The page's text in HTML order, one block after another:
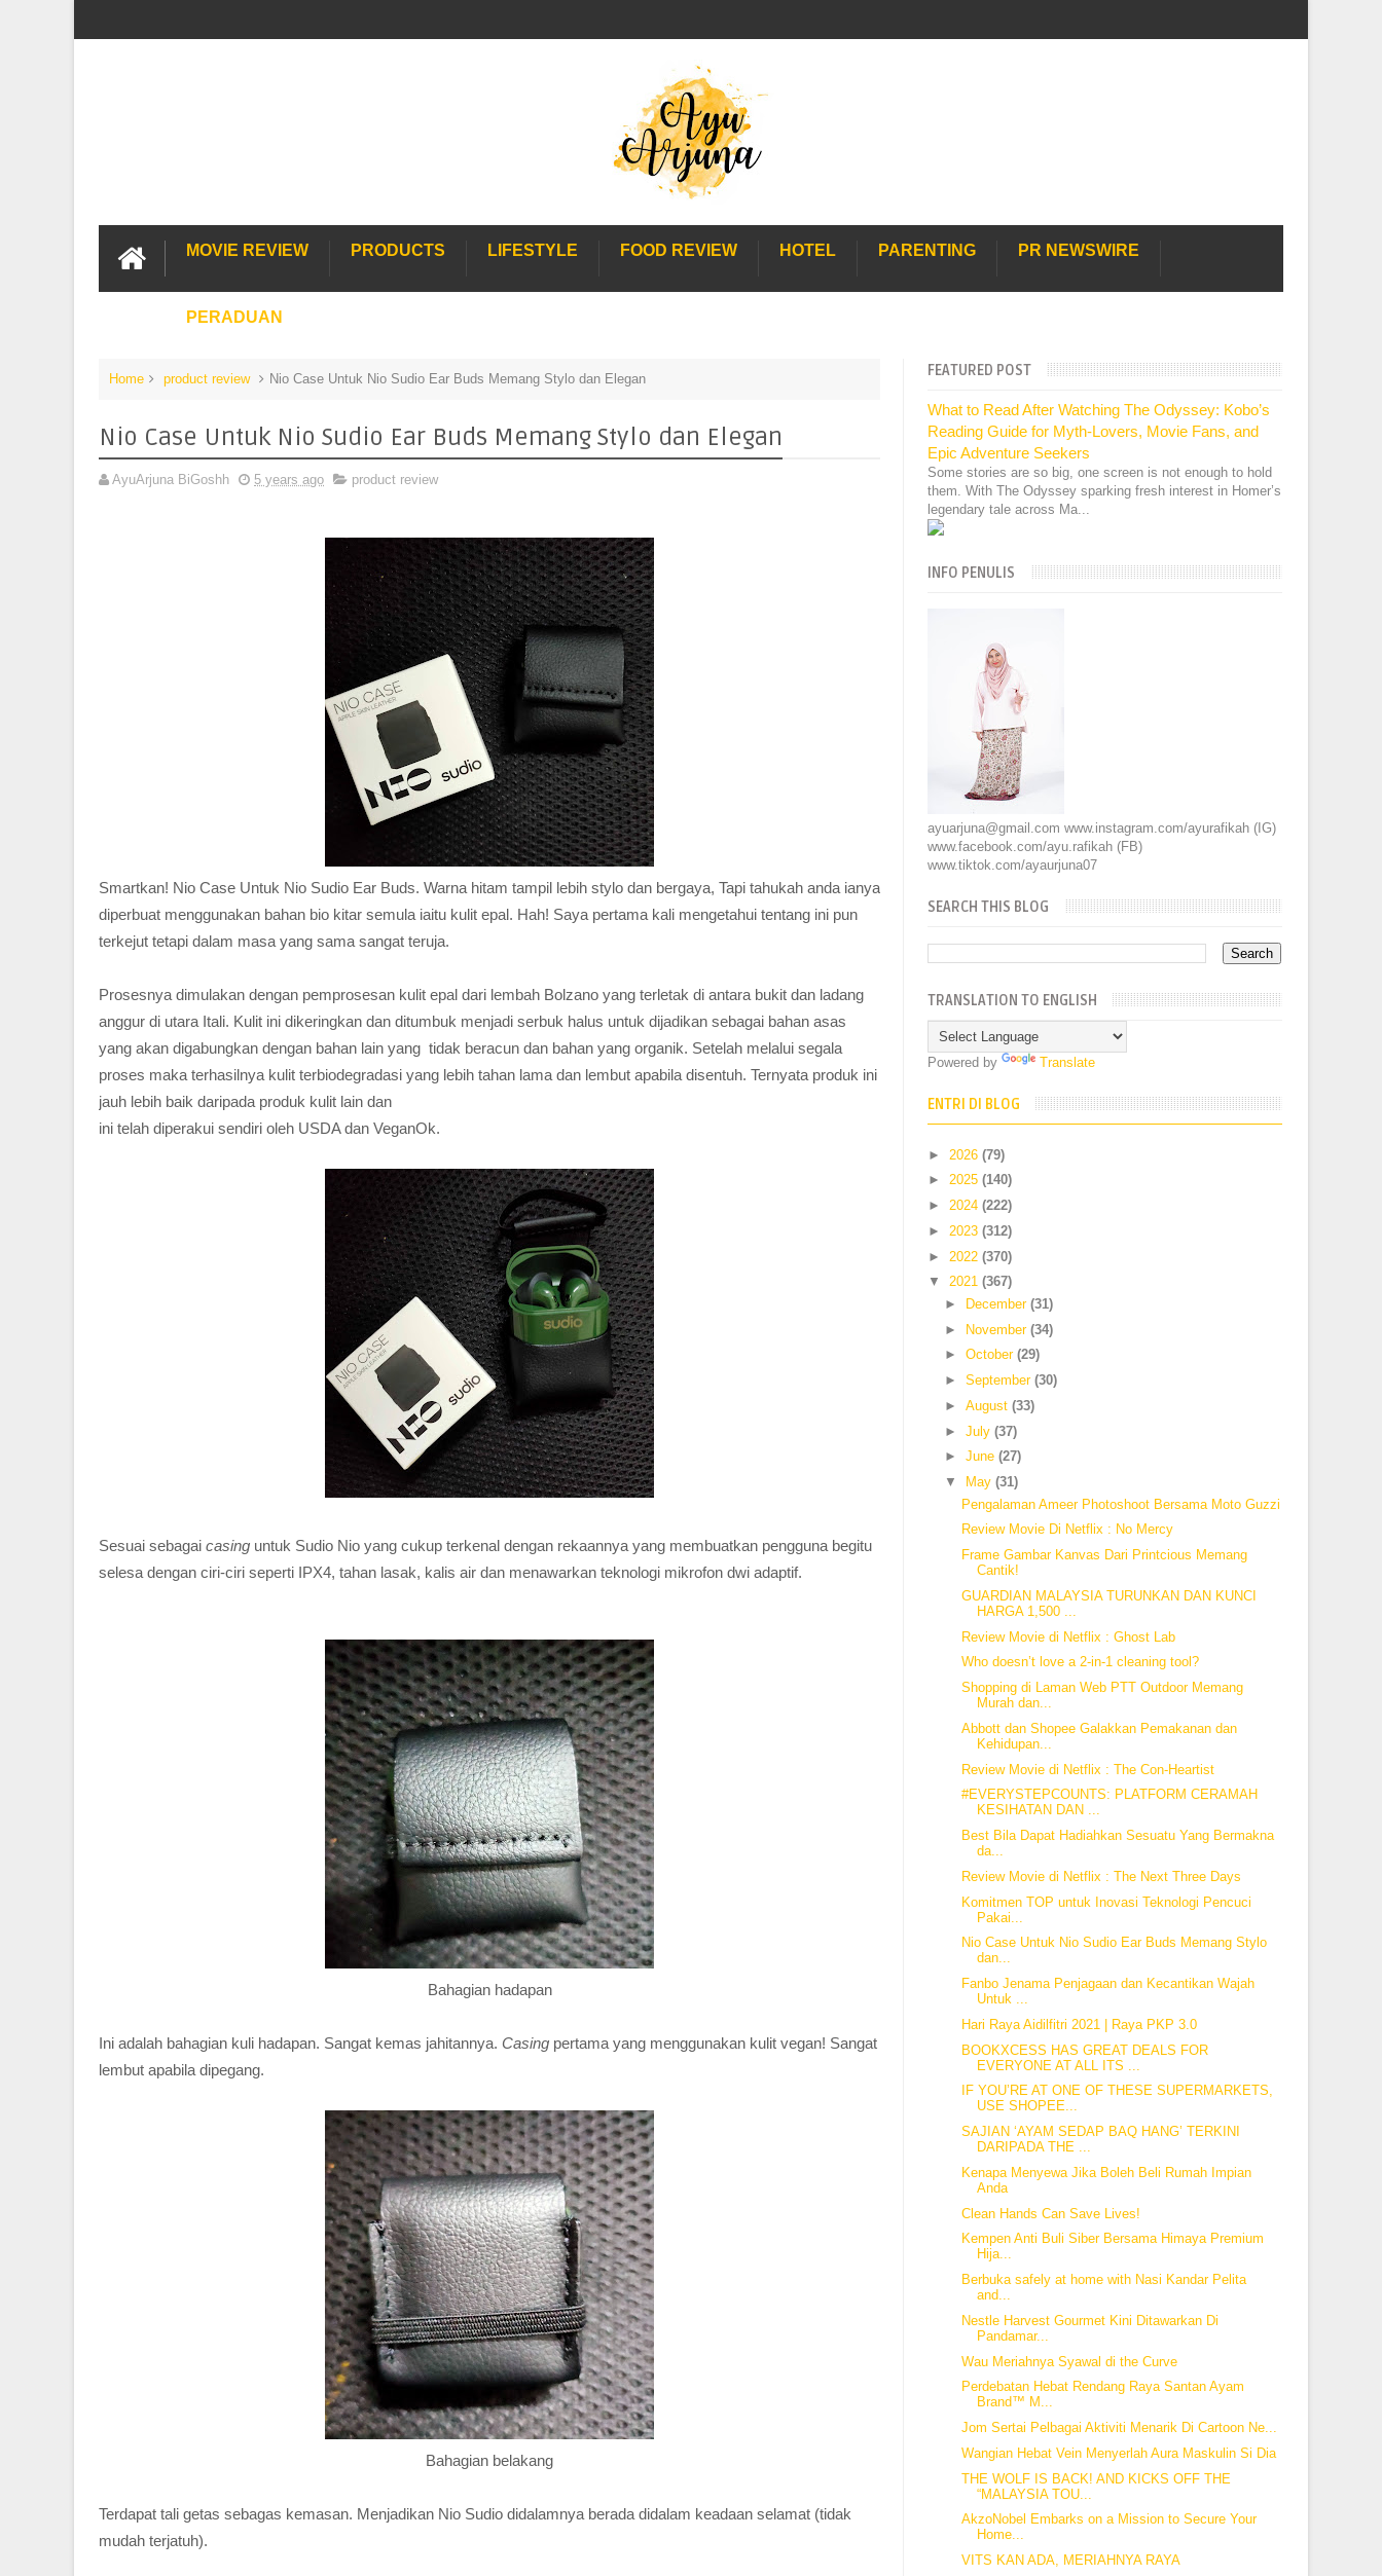
MOVIE REVIEW PRODUCTS LIFESTYLE FOOD REVIEW HOTEL PARENTING PR NEWSWIRE
PERADUAN
Home product review Nio Case Untuk Nio Sudio Ear Buds Memang Stylo dan Elegan
Nio Case Untuk Nio Sudio Ear Buds Memang Stylo dan Elegan
AyuArjuna BiGoshh 5 years ago product review
Smartkan! Nio Case Untuk Nio Sudio Ear Buds. Warna hitam tampil lebih stylo dan bergaya, Tapi tahukah anda ianya
diperbuat menggunakan bahan bio kitar semula iaitu kulit epal. Hah! Saya pertama kali mengetahui tentang ini pun
terkejut tetapi dalam masa yang sama sangat teruja.
Prosesnya dimulakan dengan pemprosesan kulit epal dari lembah Bolzano yang terletak di antara bukit dan ladang
anggur di utara Itali. Kulit ini dikeringkan dan ditumbuk menjadi serbuk halus untuk dijadikan sebagai bahan asas
yang akan digabungkan dengan bahan lain yang tidak beracun dan bahan yang organik. Setelah melalui segala
proses maka terhasilnya kulit terbiodegradasi yang lebih tahan lama dan lembut apabila disentuh. Ternyata produk ini
jauh lebih baik daripada produk kulit lain dan
ini telah diperakui sendiri oleh USDA dan VeganOk.
Sesuai sebagai casing untuk Sudio Nio yang cukup terkenal dengan rekaannya yang membuatkan pengguna begitu
selesa dengan ciri-ciri seperti IPX4, tahan lasak, kalis air dan menawarkan teknologi mikrofon dwi adaptif.
Bahagian hadapan
Ini adalah bahagian kuli hadapan. Sangat kemas jahitannya. Casing pertama yang menggunakan kulit vegan! Sangat
lembut apabila dipegang.
Bahagian belakang
Terdapat tali getas sebagas kemasan. Menjadikan Nio Sudio didalamnya berada didalam keadaan selamat (tidak
mudah terjatuh).
FEATURED POST
What to Read After Watching The Odyssey: Kobo’s
Reading Guide for Myth-Lovers, Movie Fans, and
Epic Adventure Seekers
Some stories are so big, one screen is not enough to hold
them. With The Odyssey sparking fresh interest in Homer’s
legendary tale across Ma...
INFO PENULIS
ayuarjuna@gmail.com www.instagram.com/ayurafikah (IG)
www.facebook.com/ayu.rafikah (FB)
www.tiktok.com/ayaurjuna07
SEARCH THIS BLOG
TRANSLATION TO ENGLISH
Powered by Translate
ENTRI DI BLOG
► 2026(79)
►2025(140)
►2024(222)
► 2023(312)
► 2022(370)
▼2021(367)
►
December (31)
► November (34)
► October (29)
► September (30)
► August (33)
► July (37)
► June (27)
▼
May (31)
Pengalaman Ameer Photoshoot Bersama Moto Guzzi
Review Movie Di Netflix : No Mercy
Frame Gambar Kanvas Dari Printcious Memang
Cantik!
GUARDIAN MALAYSIA TURUNKAN DAN KUNCI
HARGA 1,500 ...
Review Movie di Netflix : Ghost Lab
Who doesn’t love a 2-in-1 cleaning tool?
Shopping di Laman Web PTT Outdoor Memang
Murah dan...
Abbott dan Shopee Galakkan Pemakanan dan
Kehidupan...
Review Movie di Netflix : The Con-Heartist
#EVERYSTEPCOUNTS: PLATFORM CERAMAH
KESIHATAN DAN ...
Best Bila Dapat Hadiahkan Sesuatu Yang Bermakna
da...
Review Movie di Netflix : The Next Three Days
Komitmen TOP untuk Inovasi Teknologi Pencuci
Pakai...
Nio Case Untuk Nio Sudio Ear Buds Memang Stylo
dan...
Fanbo Jenama Penjagaan dan Kecantikan Wajah
Untuk ...
Hari Raya Aidilfitri 2021 | Raya PKP 3.0
BOOKXCESS HAS GREAT DEALS FOR
EVERYONE AT ALL ITS ...
IF YOU’RE AT ONE OF THESE SUPERMARKETS,
USE SHOPEE...
SAJIAN ‘AYAM SEDAP BAQ HANG’ TERKINI
DARIPADA THE ...
Kenapa Menyewa Jika Boleh Beli Rumah Impian
Anda
Clean Hands Can Save Lives!
Kempen Anti Buli Siber Bersama Himaya Premium
Hija...
Berbuka safely at home with Nasi Kandar Pelita
and...
Nestle Harvest Gourmet Kini Ditawarkan Di
Pandamar...
Wau Meriahnya Syawal di the Curve
Perdebatan Hebat Rendang Raya Santan Ayam
Brand™ M...
Jom Sertai Pelbagai Aktiviti Menarik Di Cartoon Ne...
Wangian Hebat Vein Menyerlah Aura Maskulin Si Dia
THE WOLF IS BACK! AND KICKS OFF THE
“MALAYSIA TOU...
AkzoNobel Embarks on a Mission to Secure Your
Home...
VITS KAN ADA, MERIAHNYA RAYA